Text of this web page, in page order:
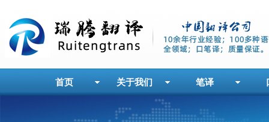
首页 关于我们 笔译